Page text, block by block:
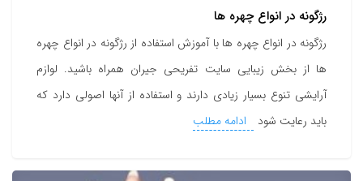
رژگونه در انواع چهره ها
رژگونه در انواع چهره ها با آموزش استفاده از رژگونه در انواع چهره
ها از بخش زیبایی سایت تفریحی جیران همراه باشید. لوازم
آرایشی تنوع بسیار زیادی دارند و استفاده از آنها اصولی دارد که
باید رعایت شود
ادامه مطلب